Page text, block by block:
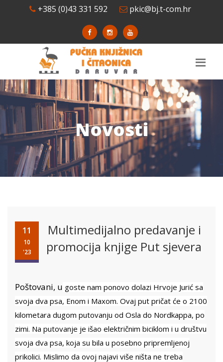
+385 (0)43 331 592 pkic@bj.t-com.hr
Novosti
11
10
'23
Multimedijalno predavanje i
promocija knjige Put sjevera
Poštovani, u goste nam ponovo dolazi Hrvoje Jurić sa
svoja dva psa, Enom i Maxom. Ovaj put pričat će o 2100
kilometara dugom putovanju od Osla do Nordkappa, po
zimi. Na putovanje je išao električnim biciklom i u društvu
svoja dva psa, koja su bila u posebno pripremljenoj
prikolici. Mislimo da ovoj najavi više ništa ne treba